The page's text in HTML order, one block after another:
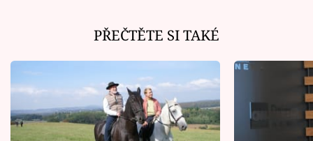
PŘEČTĚTE SI TAKÉ